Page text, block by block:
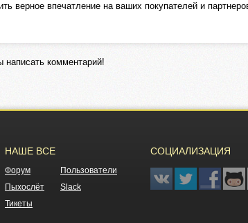
верное впечатление на ваших покупателей и
написать комментарий!
НАШЕ ВСЕ
Форум
Пользователи
Пыхослёт
Slack
Тикеты
СОЦИАЛИЗАЦИЯ